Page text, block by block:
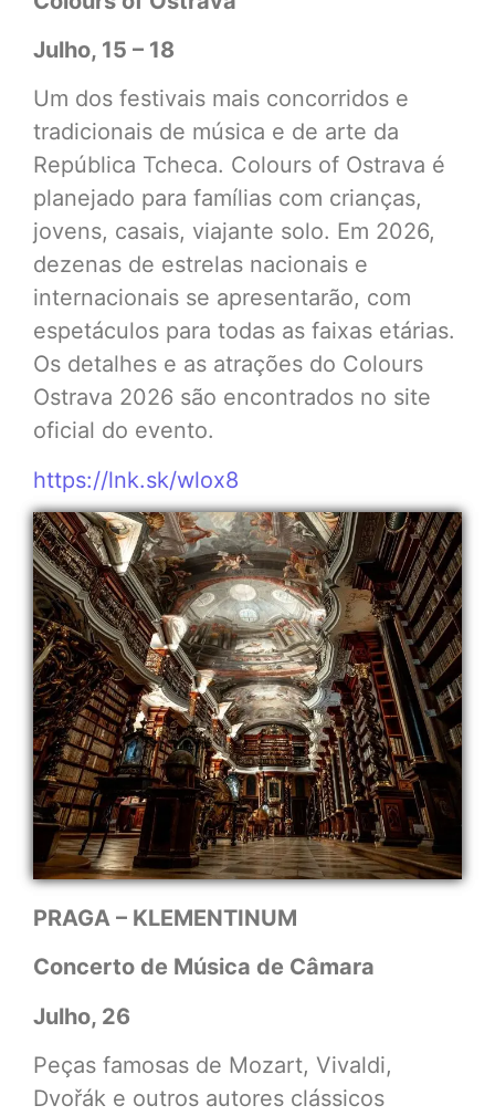
Julho, 15 – 18
Um dos festivais mais concorridos e
tradicionais de música e de arte da
República Tcheca. Colours of Ostrava é
planejado para famílias com crianças,
jovens, casais, viajante solo. Em 2026,
dezenas de estrelas nacionais e
internacionais se apresentarão, com
espetáculos para todas as faixas etárias.
Os detalhes e as atrações do Colours
Ostrava 2026 são encontrados no site
oficial do evento.
https://lnk.sk/wlox8
PRAGA – KLEMENTINUM
Concerto de Música de Câmara
Julho, 26
Peças famosas de Mozart, Vivaldi,
Dvořák e outros autores clássicos